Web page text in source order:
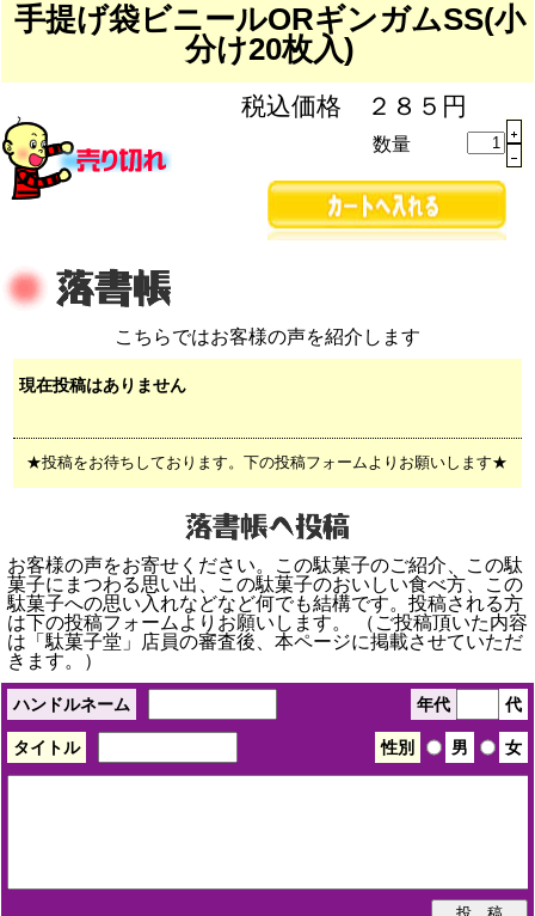
手提げ袋ビニールORギンガムSS(小
分け20枚入)
税込価格 ２８５円
数量
こちらではお客様の声を紹介します
現在投稿はありません
★投稿をお待ちしております。下の投稿フォームよりお願いします★
お客様の声をお寄せください。この駄菓子のご紹介、この駄
菓子にまつわる思い出、この駄菓子のおいしい食べ方、この
駄菓子への思い入れなどなど何でも結構です。投稿される方
は下の投稿フォームよりお願いします。 （ご投稿頂いた内容
は「駄菓子堂」店員の審査後、本ページに掲載させていただ
きます。）
ハンドルネーム 代
年代
タイトル 女
男
性別